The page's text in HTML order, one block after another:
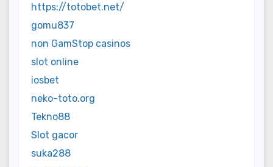
https://totobet.net/
gomu837
non GamStop casinos
slot online
iosbet
neko-toto.org
Tekno88
Slot gacor
suka288